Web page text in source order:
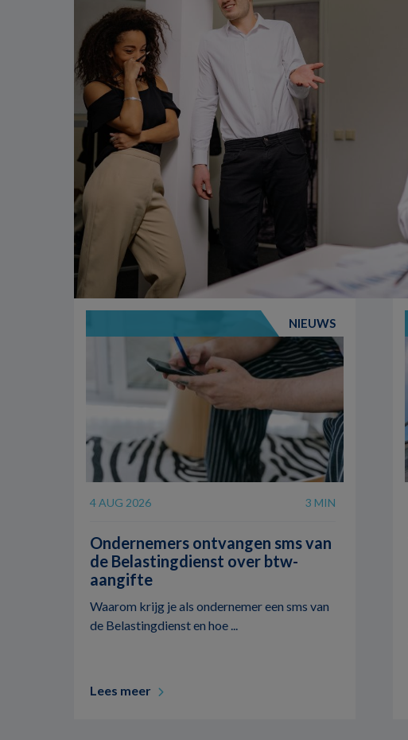
NIEUWS
4 AUG 2026 3 MIN
Ondernemers ontvangen sms van
de Belastingdienst over btw-
aangifte
Waarom krijg je als ondernemer een sms van
de Belastingdienst en hoe ...
Lees meer